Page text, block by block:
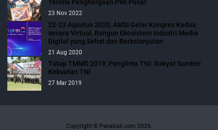
Terima Penghargaan PWI Pusat
23 Nov 2022
22-23 Agustus 2020, AMSI Gelar Kongres Kedua
secara Virtual, Bangun Ekosistem Industri Media
Digital yang Sehat dan Berkelanjutan
21 Aug 2020
Tutup TMMD 2019, Panglima TNI: Rakyat Sumber
Kekuatan TNI
27 Mar 2019
Copyright © Penabali.com 2026.